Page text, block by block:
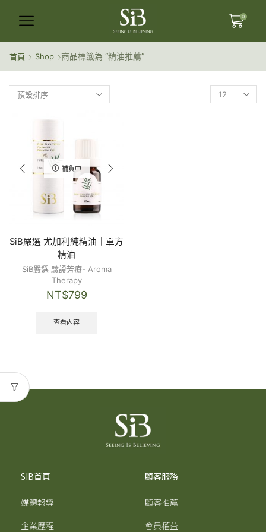
0
首頁 Shop 商品標籤為 “精油推薦”
補貨中
SiB嚴選 尤加利純精油｜單方
精油
SiB嚴選 驗證芳療- Aroma
Therapy
NT$799
查看內容
SIB首頁
媒體報導
企業歷程
顧客服務
顧客推薦
會員權益